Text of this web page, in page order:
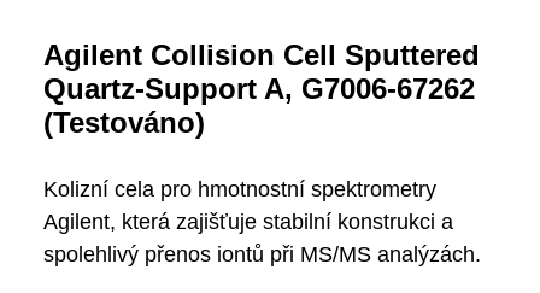
Agilent Collision Cell Sputtered
Quartz-Support A, G7006-67262
(Testováno)
Kolizní cela pro hmotnostní spektrometry
Agilent, která zajišťuje stabilní konstrukci a
spolehlivý přenos iontů při MS/MS analýzách.